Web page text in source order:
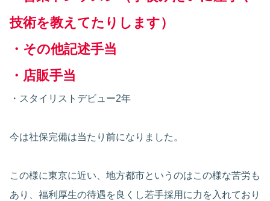
技術を教えてたりします）
・その他記述手当
・店販手当
・スタイリストデビュー2年
今は社保完備は当たり前になりました。
この様に東京に近い、地方都市というのはこの様な苦労も
あり、福利厚生の待遇を良くし若手採用に力を入れており